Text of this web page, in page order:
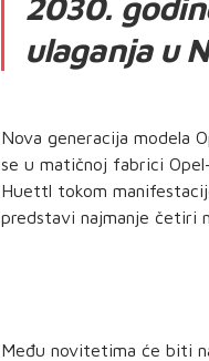
ulaganja u
Nova generacija modela
se u matičnoj fabrici
Huettl tokom
predstavi najmanje četiri
Među novitetima će biti